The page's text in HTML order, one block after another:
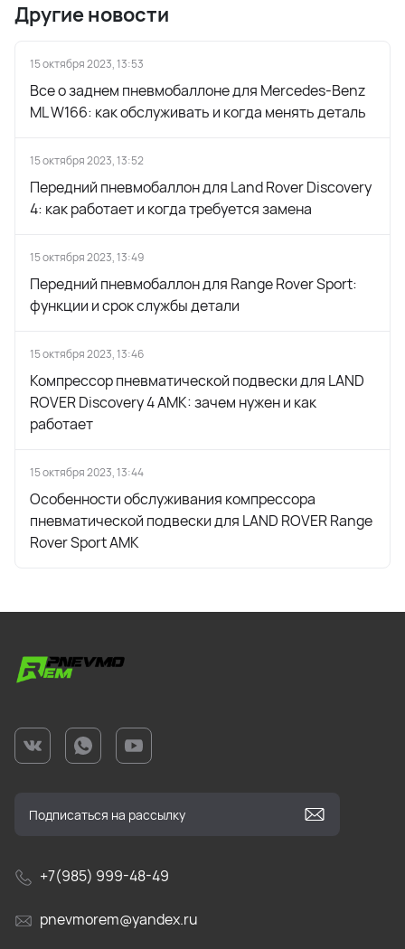
Другие новости
15 октября 2023, 13:53
Все о заднем пневмобаллоне для Mercedes-Benz
ML W166: как обслуживать и когда менять деталь
15 октября 2023, 13:52
Передний пневмобаллон для Land Rover Discovery
4: как работает и когда требуется замена
15 октября 2023, 13:49
Передний пневмобаллон для Range Rover Sport:
функции и срок службы детали
15 октября 2023, 13:46
Компрессор пневматической подвески для LAND
ROVER Discovery 4 AMK: зачем нужен и как
работает
15 октября 2023, 13:44
Особенности обслуживания компрессора
пневматической подвески для LAND ROVER Range
Rover Sport AMK
+7(985) 999-48-49
pnevmorem@yandex.ru